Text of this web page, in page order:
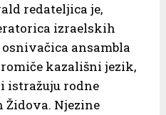
redateljica je,
izraelskih
ansambla
kazališni jezik,
istražuju rodne
Njezine